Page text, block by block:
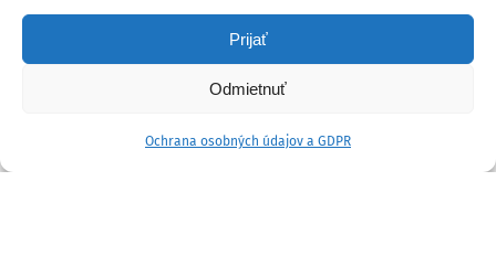
Prijať
Odmietnuť
Ochrana osobných údajov a GDPR